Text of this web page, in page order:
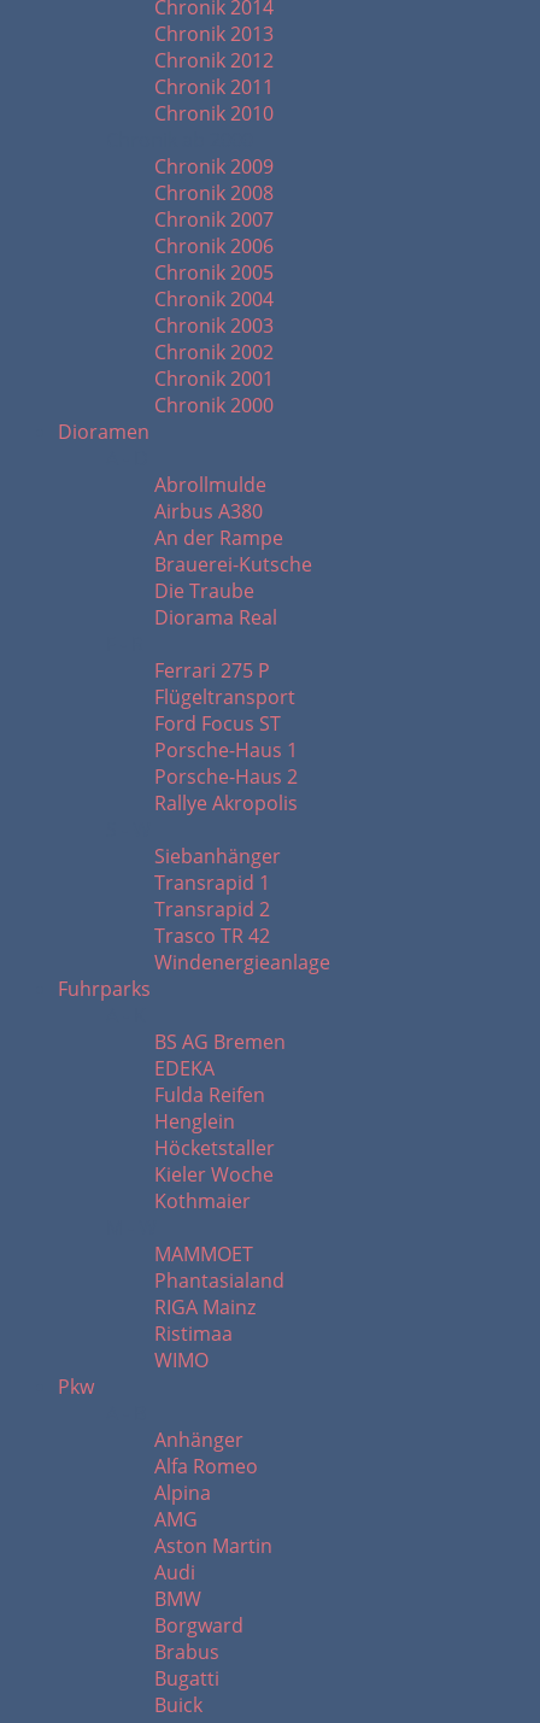
Chronik 2014
Chronik 2013
Chronik 2012
Chronik 2011
Chronik 2010
Chronik 2009
Chronik 2008
Chronik 2007
Chronik 2006
Chronik 2005
Chronik 2004
Chronik 2003
Chronik 2002
Chronik 2001
Chronik 2000
Dioramen
Abrollmulde
Airbus A380
An der Rampe
Brauerei-Kutsche
Die Traube
Diorama Real
Ferrari 275 P
Flügeltransport
Ford Focus ST
Porsche-Haus 1
Porsche-Haus 2
Rallye Akropolis
Siebanhänger
Transrapid 1
Transrapid 2
Trasco TR 42
Windenergieanlage
Fuhrparks
BS AG Bremen
EDEKA
Fulda Reifen
Henglein
Höcketstaller
Kieler Woche
Kothmaier
MAMMOET
Phantasialand
RIGA Mainz
Ristimaa
WIMO
Pkw
Anhänger
Alfa Romeo
Alpina
AMG
Aston Martin
Audi
BMW
Borgward
Brabus
Bugatti
Buick